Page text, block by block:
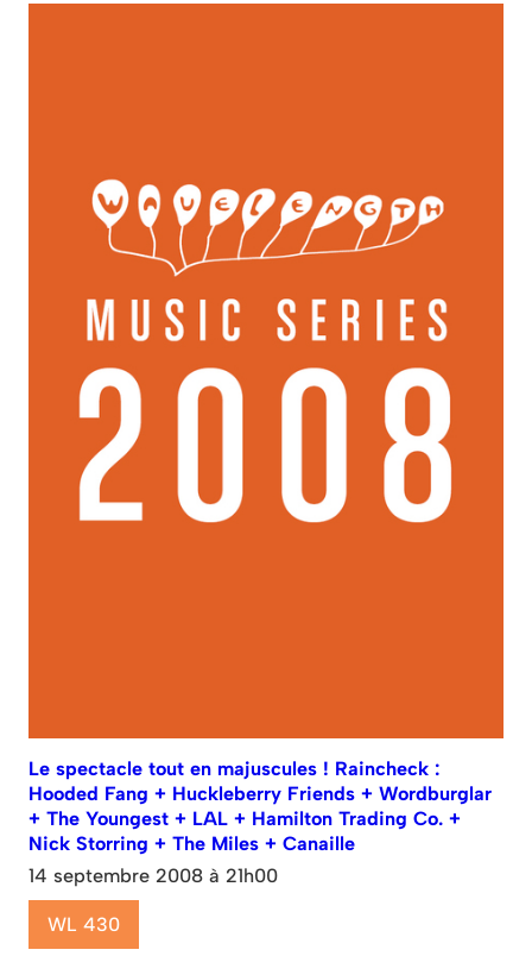
Le spectacle tout en majuscules ! Raincheck :
Hooded Fang + Huckleberry Friends + Wordburglar
+ The Youngest + LAL + Hamilton Trading Co. +
Nick Storring + The Miles + Canaille
14 septembre 2008 à 21h00
WL 430